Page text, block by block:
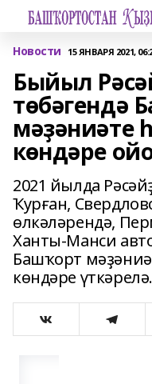
Новости 15 ЯНВАРЯ 2021,
Быйыл
төбәгендә
мәҙәниәте
көндәре
2021 йылда
Ҡурған,
өлкәләрендә,
Ханты-Манси
Башҡорт
көндәре үткәрелә.